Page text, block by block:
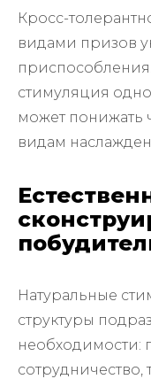
Кросс-
видами призов
стимуляция
может понижать
видам
Натуральные
структуры
необходимости:
сотрудничество,